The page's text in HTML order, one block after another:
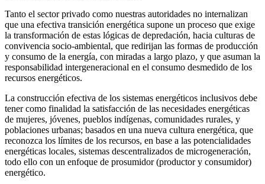
Tanto el sector privado como nuestras autoridades no internalizan
que una efectiva transición energética supone un proceso que exige
la transformación de estas lógicas de depredación, hacia culturas de
convivencia socio-ambiental, que redirijan las formas de producción
y consumo de la energía, con miradas a largo plazo, y que asuman la
responsabilidad intergeneracional en el consumo desmedido de los
recursos energéticos.
La construcción efectiva de los sistemas energéticos inclusivos debe
tener como finalidad la satisfacción de las necesidades energéticas
de mujeres, jóvenes, pueblos indígenas, comunidades rurales, y
poblaciones urbanas; basados en una nueva cultura energética, que
reconozca los límites de los recursos, en base a las potencialidades
energéticas locales, sistemas descentralizados de microgeneración,
todo ello con un enfoque de prosumidor (productor y consumidor)
energético.